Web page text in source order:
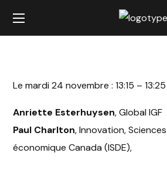
Le mardi 24 novembre : 13:15 – 13:25
Anriette Esterhuysen, Global IGF
Paul Charlton, Innovation,
économique Canada (ISDE),